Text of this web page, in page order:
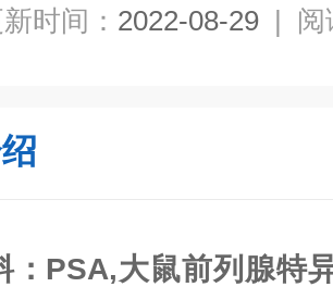
时间： 2022-08-29 | 阅
PSA,大鼠前列腺特